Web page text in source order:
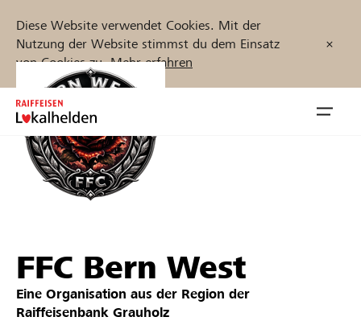
Diese Website verwendet Cookies. Mit der
Nutzung der Website stimmst du dem Einsatz
von Cookies zu.Mehr erfahren
Zum
Inhalt
springen
Unterstützen
Projekte und Organisationen finden
FFC Bern West
Eine Organisation aus der Region der
Raiffeisenbank Grauholz